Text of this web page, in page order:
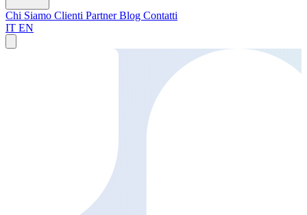
Chi Siamo Clienti PartnerBlog Contatti
IT EN